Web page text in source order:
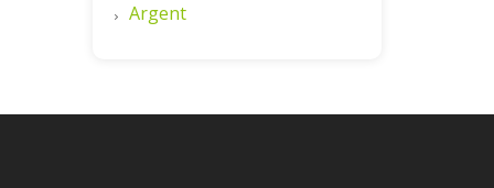
Argent